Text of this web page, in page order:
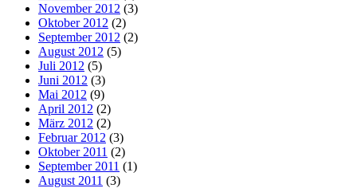
November 2012 (3)
Oktober 2012 (2)
September 2012 (2)
August 2012 (5)
Juli 2012 (5)
Juni 2012 (3)
Mai 2012 (9)
April 2012 (2)
März 2012 (2)
Februar 2012 (3)
Oktober 2011 (2)
September 2011 (1)
August 2011 (3)